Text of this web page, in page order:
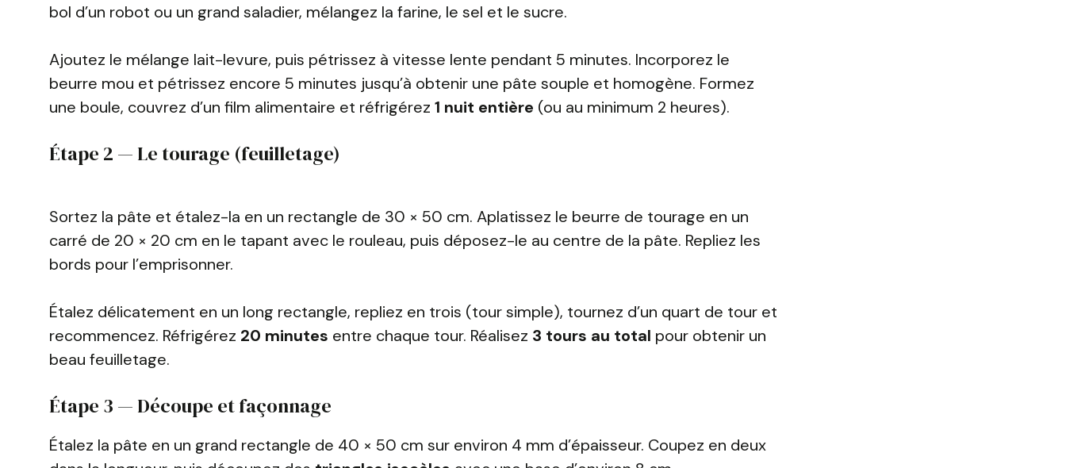
bol d’un robot ou un grand saladier, mélangez la farine, le sel et le sucre.
Ajoutez le mélange lait-levure, puis pétrissez à vitesse lente pendant 5 minutes. Incorporez le
beurre mou et pétrissez encore 5 minutes jusqu’à obtenir une pâte souple et homogène. Formez
une boule, couvrez d’un film alimentaire et réfrigérez 1 nuit entière (ou au minimum 2 heures).
Étape 2 — Le tourage (feuilletage)
Sortez la pâte et étalez-la en un rectangle de 30 × 50 cm. Aplatissez le beurre de tourage en un
carré de 20 × 20 cm en le tapant avec le rouleau, puis déposez-le au centre de la pâte. Repliez les
bords pour l’emprisonner.
Étalez délicatement en un long rectangle, repliez en trois (tour simple), tournez d’un quart de tour et
recommencez. Réfrigérez 20 minutes entre chaque tour. Réalisez 3 tours au total pour obtenir un
beau feuilletage.
Étape 3 — Découpe et façonnage
Étalez la pâte en un grand rectangle de 40 × 50 cm sur environ 4 mm d’épaisseur. Coupez en deux